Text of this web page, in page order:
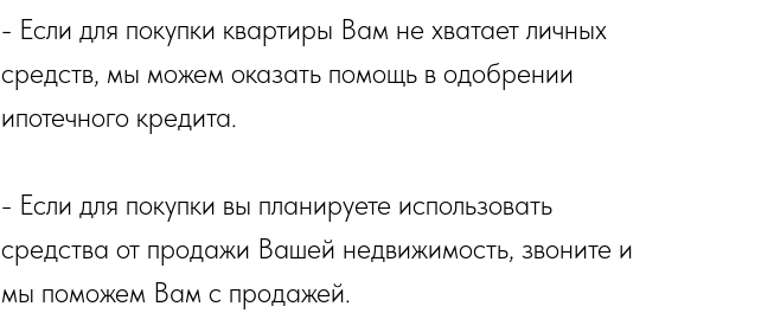
- Если для покупки квартиры Вам не хватает личных
средств, мы можем оказать помощь в одобрении
ипотечного кредита.
- Если для покупки вы планируете использовать
средства от продажи Вашей недвижимость, звоните и
мы поможем Вам с продажей.